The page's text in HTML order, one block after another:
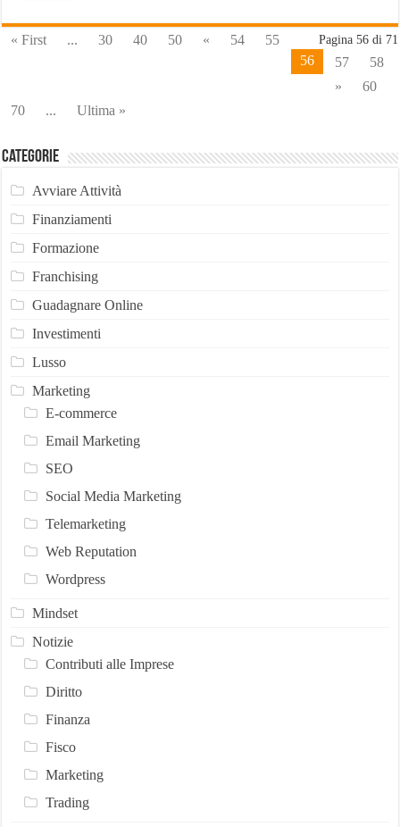
Pagina 56 di 71
« First ... 30 40 50 « 54
55
56
57
58
»
60
70
... Ultima »
Categorie
Avviare Attività
Finanziamenti
Formazione
Franchising
Guadagnare Online
Investimenti
Lusso
Marketing
E-commerce
Email Marketing
SEO
Social Media Marketing
Telemarketing
Web Reputation
Wordpress
Mindset
Notizie
Contributi alle Imprese
Diritto
Finanza
Fisco
Marketing
Trading